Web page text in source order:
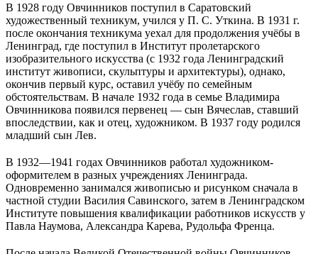
В 1928 году Овчинников поступил в Саратовский
художественный техникум, учился у П. С. Уткина. В 1931 г.
после окончания техникума уехал для продолжения учёбы в
Ленинград, где поступил в Институт пролетарского
изобразительного искусства (с 1932 года Ленинградский
институт живописи, скульптуры и архитектуры), однако,
окончив первый курс, оставил учёбу по семейным
обстоятельствам. В начале 1932 года в семье Владимира
Овчинникова появился первенец — сын Вячеслав, ставший
впоследствии, как и отец, художником. В 1937 году родился
младший сын Лев.
В 1932—1941 годах Овчинников работал художником-
оформителем в разных учреждениях Ленинграда.
Одновременно занимался живописью и рисунком сначала в
частной студии Василия Савинского, затем в Ленинградском
Институте повышения квалификации работников искусств у
Павла Наумова, Александра Карева, Рудольфа Френца.